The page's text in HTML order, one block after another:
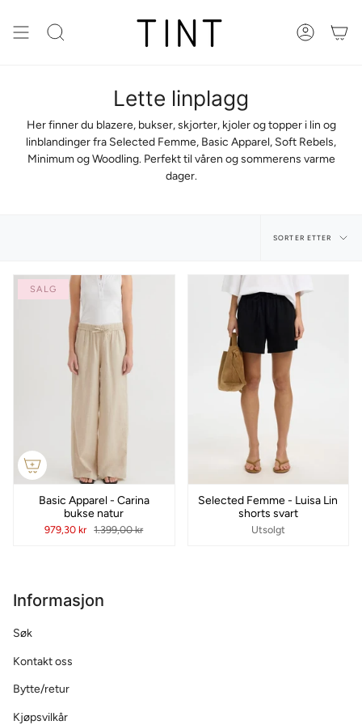
innhold
Søk Konto
Lette linplagg
Her finner du blazere, bukser, skjorter, kjoler og topper i lin og
linblandinger fra Selected Femme, Basic Apparel, Soft Rebels,
Minimum og Woodling. Perfekt til våren og sommerens varme
dager.
Sorter
etter
SORTER ETTER
SALG
Basic Apparel - Carina
bukse natur
979,30 kr 1.399,00 kr
Selected Femme - Luisa Lin
shorts svart
Utsolgt
Informasjon
Søk
Kontakt oss
Bytte/retur
Kjøpsvilkår